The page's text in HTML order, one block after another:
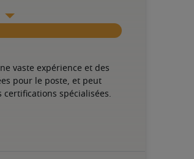
vaste expérience et des
pour le poste, et peut
spécialisées.